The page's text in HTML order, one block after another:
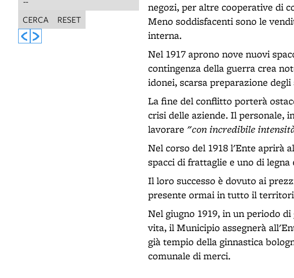
CERCA RESET
negozi, per altre cooperative di
Meno soddisfacenti sono le
interna.
Nel 1917 aprono nove nuovi
contingenza della guerra crea
idonei, scarsa preparazione
La fine del conflitto porterà
crisi delle aziende. Il personale,
lavorare "con incredibile
Nel corso del 1918 l'Ente aprirà
spacci di frattaglie e uno di
Il loro successo è dovuto ai
presente ormai in tutto il
Nel giugno 1919, in un periodo
vita, il Municipio assegnerà
già tempio della ginnastica
comunale di merci.